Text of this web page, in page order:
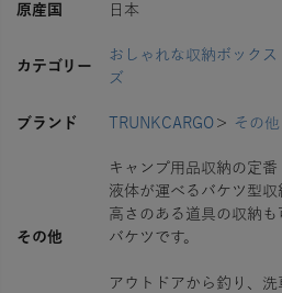
原産国 日本
カテゴリー
おしゃれな収納ボックス
ズ
ブランド TRUNKCARGO ＞ その他
その他
キャンプ用品収納の定
液体が運べるバケツ型収
高さのある道具の収納
バケツです。
アウトドアから釣り、